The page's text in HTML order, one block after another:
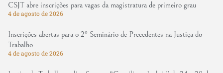
CSJT abre inscrições para vagas da magistratura de primeiro grau
4 de agosto de 2026
Inscrições abertas para o 2º Seminário de Precedentes na Justiça do
Trabalho
4 de agosto de 2026